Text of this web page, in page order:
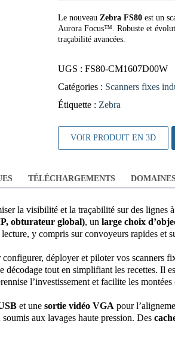
Le nouveauZebra FS80 est un
Aurora Focus™. Robuste et
traçabilité avancées.
UGS :FS80-CM1607D00W
Catégories : Scanners fixes
Étiquette : Zebra
VOIR PRODUIT EN 3D
TÉLÉCHARGEMENTS
la visibilité et la traçabilité sur des lignes
obturateur global), un large choix
y compris sur convoyeurs rapides et
déployer et piloter vos scanners
tout en simplifiant les recettes. Il
l’investissement et facilite les montées
et une sortie vidéo VGA pour
aux lavages haute pression. Des